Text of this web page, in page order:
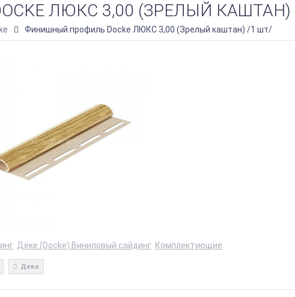
ЛЮКС 3,00 (ЗРЕЛЫЙ
Финишный профиль Docke ЛЮКС 3,00 (Зрелый каштан) /1 шт/
Дёке (Docke) Виниловый сайдинг Комплектующие
Деке